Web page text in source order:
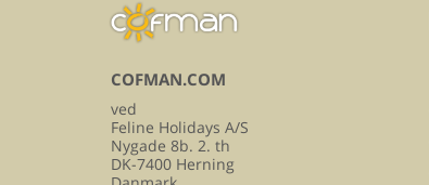
COFMAN.COM
ved
Feline Holidays A/S
Nygade 8b. 2. th
DK-7400 Herning